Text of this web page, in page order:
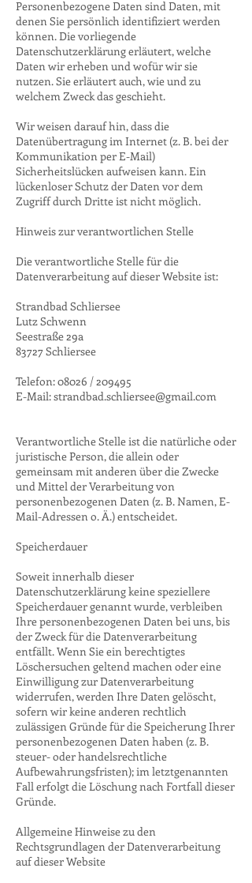
Personenbezogene Daten sind Daten, mit
denen Sie persönlich identifiziert werden
können. Die vorliegende
Datenschutzerklärung erläutert, welche
Daten wir erheben und wofür wir sie
nutzen. Sie erläutert auch, wie und zu
welchem Zweck das geschieht.
Wir weisen darauf hin, dass die
Datenübertragung im Internet (z. B. bei der
Kommunikation per E-Mail)
Sicherheitslücken aufweisen kann. Ein
lückenloser Schutz der Daten vor dem
Zugriff durch Dritte ist nicht möglich.
Hinweis zur verantwortlichen Stelle
Die verantwortliche Stelle für die
Datenverarbeitung auf dieser Website ist:
Strandbad Schliersee
Lutz Schwenn
Seestraße 29a
83727 Schliersee
Telefon: 08026 / 209495
E-Mail: strandbad.schliersee@gmail.com
Verantwortliche Stelle ist die natürliche oder
juristische Person, die allein oder
gemeinsam mit anderen über die Zwecke
und Mittel der Verarbeitung von
personenbezogenen Daten (z. B. Namen, E-
Mail-Adressen o. Ä.) entscheidet.
Speicherdauer
Soweit innerhalb dieser
Datenschutzerklärung keine speziellere
Speicherdauer genannt wurde, verbleiben
Ihre personenbezogenen Daten bei uns, bis
der Zweck für die Datenverarbeitung
entfällt. Wenn Sie ein berechtigtes
Löschersuchen geltend machen oder eine
Einwilligung zur Datenverarbeitung
widerrufen, werden Ihre Daten gelöscht,
sofern wir keine anderen rechtlich
zulässigen Gründe für die Speicherung Ihrer
personenbezogenen Daten haben (z. B.
steuer- oder handelsrechtliche
Aufbewahrungsfristen); im letztgenannten
Fall erfolgt die Löschung nach Fortfall dieser
Gründe.
Allgemeine Hinweise zu den
Rechtsgrundlagen der Datenverarbeitung
auf dieser Website